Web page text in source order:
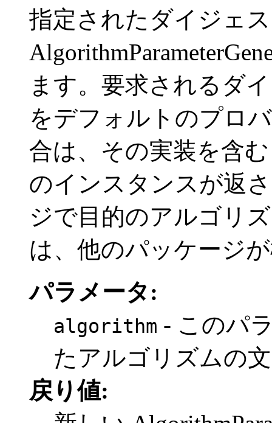
指定されたダイジェ
ます。要求されるダ
をデフォルトのプロ
合は、その実装を含む
のインスタンスが返
ジで目的のアルゴリ
は、他のパッケージ
パラメータ:
algorithm - このパ
たアルゴリズムの
戻り値: